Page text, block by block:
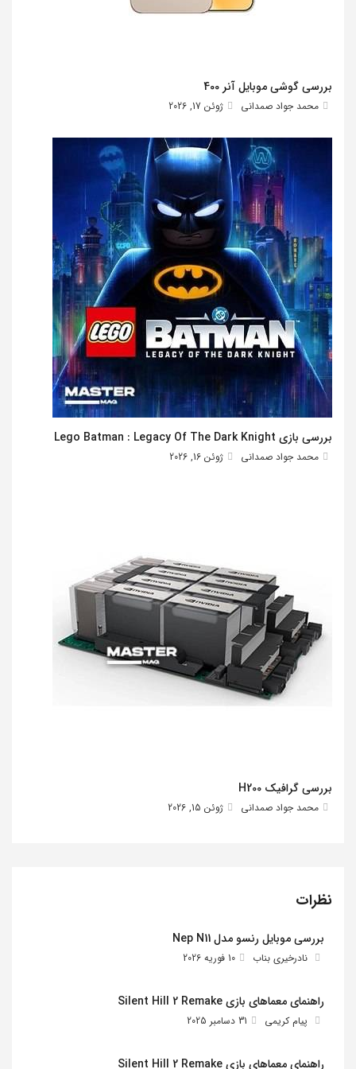
بررسی گوشی موبایل آنر 400
محمد جواد صمدانی ژوئن 17, 2026
بررسی بازی Lego Batman : Legacy Of The Dark Knight
محمد جواد صمدانی ژوئن 16, 2026
بررسی گرافیک H200
محمد جواد صمدانی ژوئن 15, 2026
نظرات
بررسی موبایل رنسو مدل Nep N11
نادرخیری بناب 10 فوریه 2026
راهنمای معماهای بازی Silent Hill 2 Remake
پیام کریمی 31 دسامبر 2025
راهنمای معماهای بازی Silent Hill 2 Remake